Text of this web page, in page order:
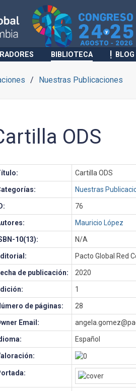
BIBLIOTECA BLOG
Nuestras Publicaciones
ODS
Cartilla ODS
Nuestras
ID: 76
Mauricio López
10(13): N/A
Pacto Global Red
de publicación: 2020
1
de páginas: 28
Email:
Español